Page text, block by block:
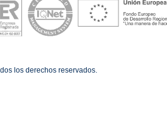
los derechos reservados.